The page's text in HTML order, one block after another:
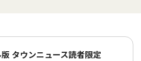
版 タウンニュース読者限定